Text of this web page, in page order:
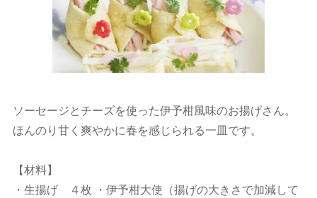
ソーセージとチーズを使った伊予柑風味のお揚げさん。
ほんのり甘く爽やかに春を感じられる一皿です。
【材料】
・生揚げ ４枚 ・伊予柑大使（揚げの大きさで加減して